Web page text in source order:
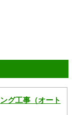
グ工事（オート